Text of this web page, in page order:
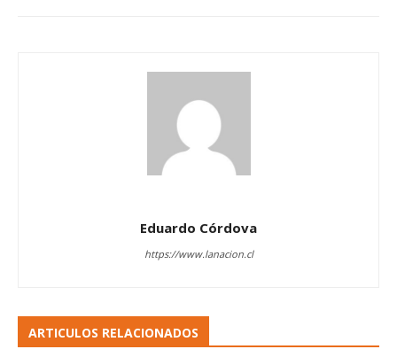
Eduardo Córdova
https://www.lanacion.cl
ARTICULOS RELACIONADOS